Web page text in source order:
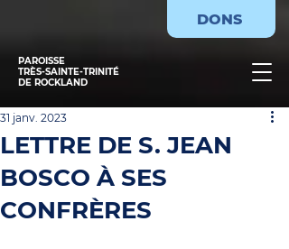
PAROISSE
TRÈS-SAINTE-TRINITÉ
DE ROCKLAND
DONS
LETTRE DE S. JEAN
BOSCO À SES
CONFRÈRES
31 janv. 2023